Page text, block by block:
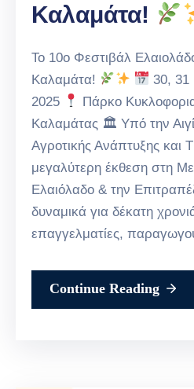
Καλαμάτα!
Το 10ο Φεστιβάλ
Καλαμάτα!
30, 31
2025
Πάρκο
Καλαμάτας 🏛 Υπό την
Αγροτικής Ανάπτυξης και
μεγαλύτερη έκθεση στη
Ελαιόλαδο & την
δυναμικά για δέκατη
επαγγελματίες,
Continue Reading